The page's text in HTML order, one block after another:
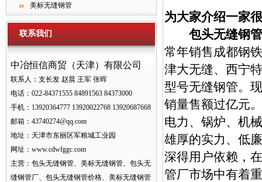
美标无缝钢管
联系我们
中冶恒信商贸（天津）有限公司
联系人：支长发 赵晨 王军 张晖
电话：022-84371555 84891563 84373000
手机：13920364777 13920022768 13920687668
邮箱： 43740274@qq.com
地址：天津市东丽区军粮城工业园
网址： www.cdwfggc.com
主营：包头无缝钢管、美标无缝钢管、包头无
缝钢管厂、包头无缝钢管价格、美标无缝钢管
为大家介绍一家
包头无缝钢
常年销售成都钢
津大无缝、西宁
型号无缝钢管。
销量售额过亿元
电力、锅炉、机
雄厚的实力、低
深得用户依赖，
管厂市场中有着